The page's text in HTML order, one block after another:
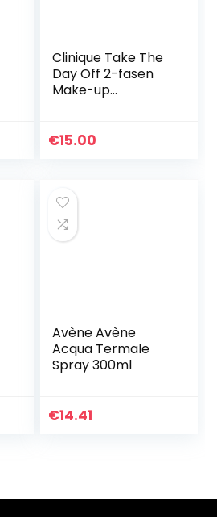
Clinique Take The
Day Off 2-fasen
Make-up
€15.00
Avène Avène
Acqua Termale
Spray 300ml
€14.41